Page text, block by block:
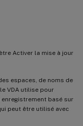
Activer la mise à jour
espaces, de noms de
VDA utilise pour
enregistrement basé sur
peut être utilisé avec